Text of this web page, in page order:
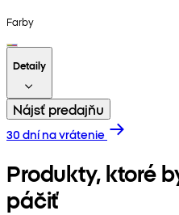
Farby
Detaily
Nájsť predajňu
30 dní na vrátenie
Produkty, ktoré
páčiť